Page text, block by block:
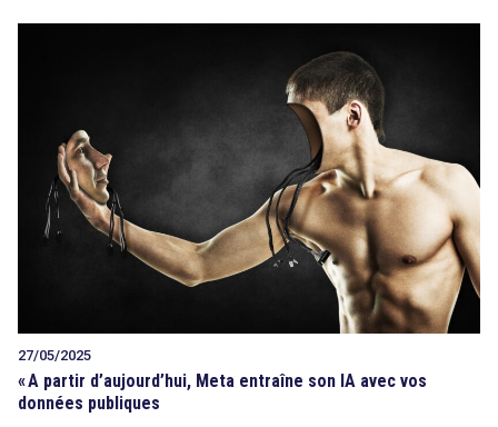
27/05/2025
«A partir d’aujourd’hui, Meta entraîne son IA avec vos
données publiques